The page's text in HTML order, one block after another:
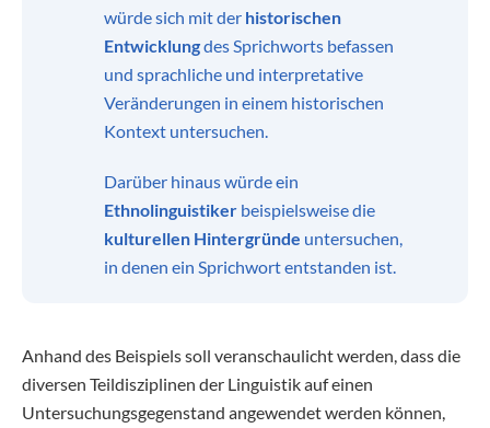
würde sich mit der historischen
Entwicklungdes Sprichworts befassen
und sprachliche und interpretative
Veränderungen in einem historischen
Kontext untersuchen.
Darüber hinaus würde ein
Ethnolinguistiker beispielsweise die
kulturellen Hintergründe untersuchen,
in denen ein Sprichwort entstanden ist.
Anhand des Beispiels soll veranschaulicht werden, dass die
diversen Teildisziplinen der Linguistik auf einen
Untersuchungsgegenstand angewendet werden können,